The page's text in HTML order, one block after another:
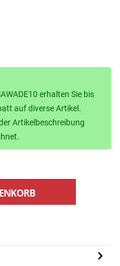
erhalten Sie bis
auf diverse Artikel.
Artikelbeschreibung